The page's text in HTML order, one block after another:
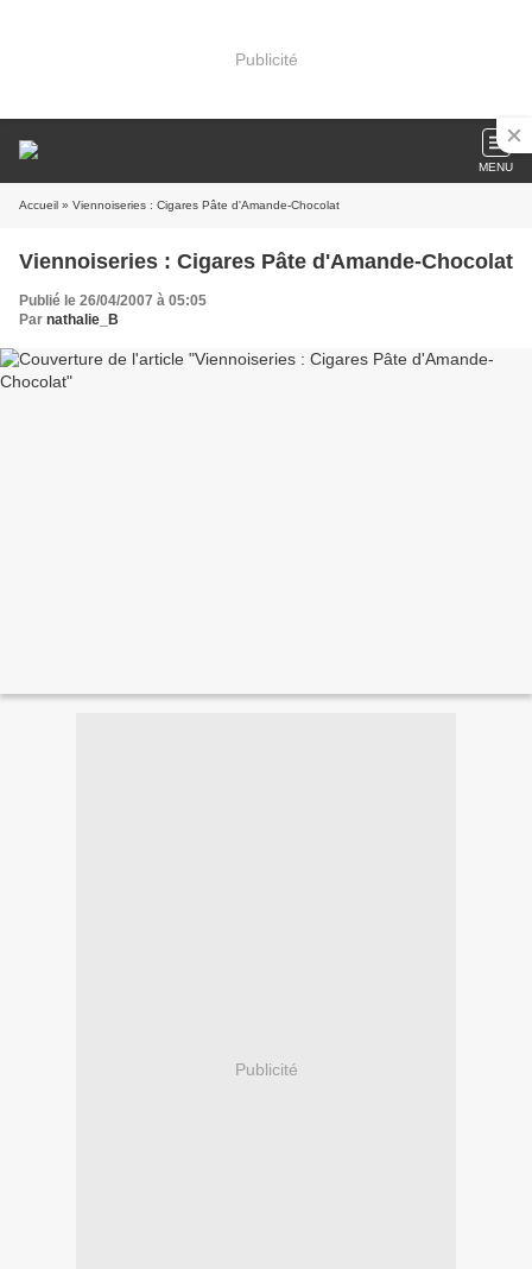
Publicité
MENU
Accueil » Viennoiseries : Cigares Pâte d'Amande-Chocolat
Viennoiseries : Cigares Pâte d'Amande-Chocolat
Publié le 26/04/2007 à 05:05
Par nathalie_B
Publicité